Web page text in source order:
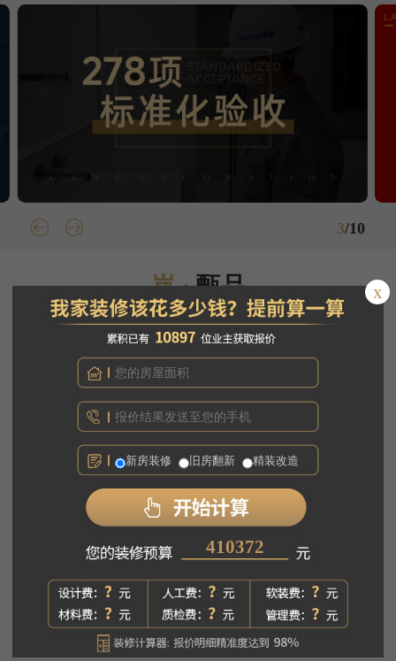
3/10
岚 ·甄品
甄选品质环保装修解决方案
x
新房装修 旧房翻新 精装改造
389760